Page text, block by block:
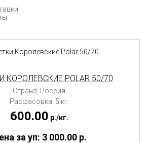
КОРОЛЕВСКИЕ POLAR 50/70
Страна: Россия
Расфасовка: 5 кг.
600.00 p./кг.
за уп: 3 000.00 p.